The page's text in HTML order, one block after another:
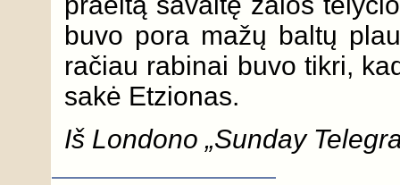
buvo pora mažų baltų
račiau rabinai buvo tikri,
sakė Etzionas.
Iš Londono „Sunday